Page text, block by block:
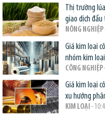
Thị trường
giao dịch đầu
NÔNG NGHIỆP
Giá kim loại
nhóm kim loại
CÔNG NGHIỆP
Giá kim loại
xu hướng
KIM LOẠI -